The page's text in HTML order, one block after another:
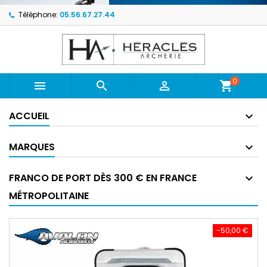
Téléphone: 05.56.67.27.44
   shopping_cart0
ACCUEIL
MARQUES
FRANCO DE PORT DÈS 300 € EN FRANCE
MÉTROPOLITAINE
-50,00 €